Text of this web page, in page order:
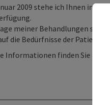
2009 stehe ich Ihnen in
meiner Behandlungen sind
die Bedürfnisse der
Informationen finden Sie auf